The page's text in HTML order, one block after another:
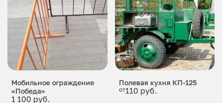
Мобильное ограждение
«Победа»
1 100 руб.
Полевая кухня КП-125
от110 руб.